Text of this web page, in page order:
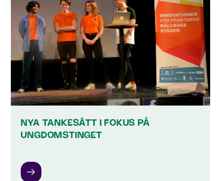
NYA TANKESÄTT I FOKUS PÅ
UNGDOMSTINGET